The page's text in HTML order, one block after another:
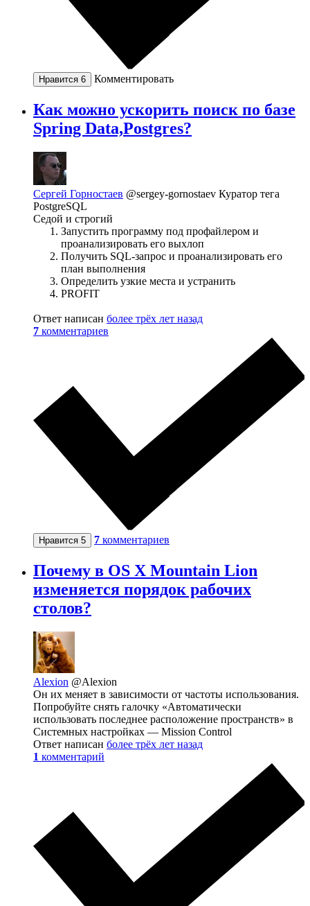
Нравится 6 Комментировать
Как можно ускорить поиск по базе
Spring Data,Postgres?
Сергей Горностаев @sergey-gornostaev Куратор тега
PostgreSQL
Седой и строгий
Запустить программу под профайлером и
проанализировать его выхлоп
Получить SQL-запрос и проанализировать его
план выполнения
Определить узкие места и устранить
PROFIT
Ответ написан более трёх лет назад
7 комментариев
Нравится 5 7 комментариев
Почему в OS X Mountain Lion
изменяется порядок рабочих
столов?
Alexion @Alexion
Он их меняет в зависимости от частоты использования.
Попробуйте снять галочку «Автоматически
использовать последнее расположение пространств» в
Системных настройках — Mission Control
Ответ написан более трёх лет назад
1 комментарий